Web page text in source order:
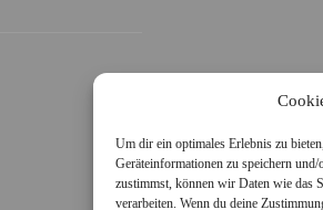
Um dir ein optimales Erlebnis zu
Geräteinformationen zu speichern
zustimmst, können wir Daten wie das
verarbeiten. Wenn du deine